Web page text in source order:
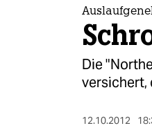
Die
versichert,
12.10.2012